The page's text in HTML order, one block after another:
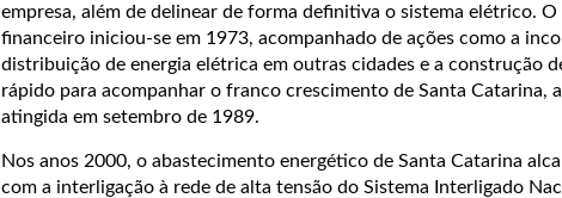
empresa, além de delinear de forma definitiva o sistema elétrico.
financeiro iniciou-se em 1973, acompanhado de ações como a
distribuição de energia elétrica em outras cidades e a construção
rápido para acompanhar o franco crescimento de Santa Catarina,
atingida em setembro de 1989.
Nos anos 2000, o abastecimento energético de Santa Catarina
com a interligação à rede de alta tensão do Sistema Interligado